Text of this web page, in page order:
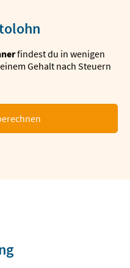
findest du in wenigen
Gehalt nach Steuern